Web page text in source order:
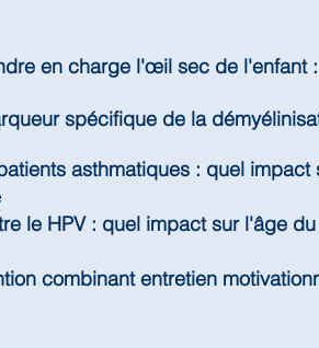
en charge l'œil sec de l'enfant
spécifique de la
asthmatiques : quel
le HPV : quel impact sur l'âge
combinant entretien